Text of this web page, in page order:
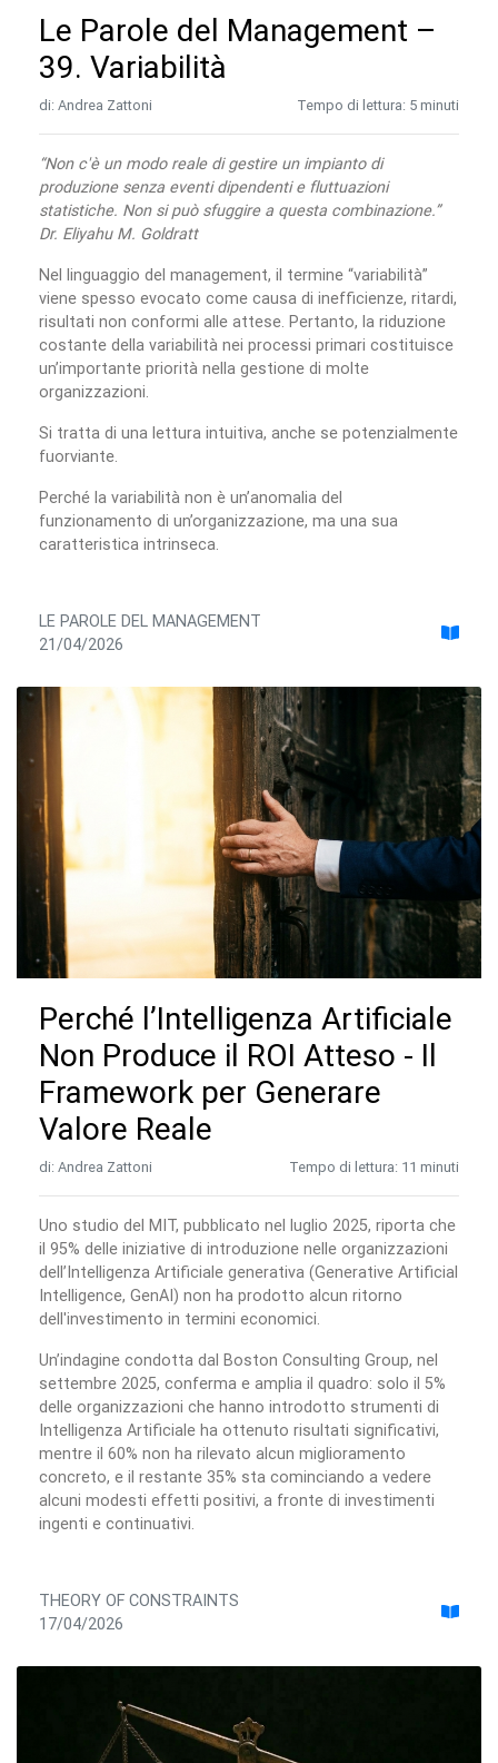
Le Parole del Management –
39. Variabilità
di: Andrea Zattoni Tempo di lettura: 5 minuti
“Non c'è un modo reale di gestire un impianto di
produzione senza eventi dipendenti e fluttuazioni
statistiche. Non si può sfuggire a questa combinazione.”
Dr. Eliyahu M. Goldratt
Nel linguaggio del management, il termine “variabilità”
viene spesso evocato come causa di inefficienze, ritardi,
risultati non conformi alle attese. Pertanto, la riduzione
costante della variabilità nei processi primari costituisce
un’importante priorità nella gestione di molte
organizzazioni.
Si tratta di una lettura intuitiva, anche se potenzialmente
fuorviante.
Perché la variabilità non è un’anomalia del
funzionamento di un’organizzazione, ma una sua
caratteristica intrinseca.
LE PAROLE DEL MANAGEMENT
21/04/2026
Perché l’Intelligenza Artificiale
Non Produce il ROI Atteso - Il
Framework per Generare
Valore Reale
di: Andrea Zattoni Tempo di lettura: 11 minuti
Uno studio del MIT, pubblicato nel luglio 2025, riporta che
il 95% delle iniziative di introduzione nelle organizzazioni
dell’Intelligenza Artificiale generativa (Generative Artificial
Intelligence, GenAI) non ha prodotto alcun ritorno
dell'investimento in termini economici.
Un’indagine condotta dal Boston Consulting Group, nel
settembre 2025, conferma e amplia il quadro: solo il 5%
delle organizzazioni che hanno introdotto strumenti di
Intelligenza Artificiale ha ottenuto risultati significativi,
mentre il 60% non ha rilevato alcun miglioramento
concreto, e il restante 35% sta cominciando a vedere
alcuni modesti effetti positivi, a fronte di investimenti
ingenti e continuativi.
THEORY OF CONSTRAINTS
17/04/2026